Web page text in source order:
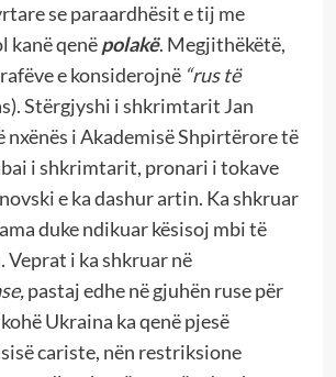
se paraardhësit e tij me
kanë qenëpolakë. Megjithëkëtë,
e konsiderojnë “rus të
Stërgjyshi i shkrimtarit Jan
nxënës i Akademisë Shpirtërore të
i shkrimtarit, pronari i tokave
e ka dashur artin. Ka shkruar
duke ndikuar kësisoj mbi të
Veprat i ka shkruar në
pastaj edhe në gjuhën ruse për
Ukraina ka qenë pjesë
cariste, nën restriksione